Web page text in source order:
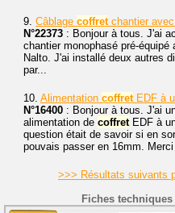
9. Câblage coffretchantier avec
N°22373 : Bonjour à tous. J'ai
chantier monophasé pré-équipé
Nalto. J'ai installé deux autres
par...
10. Alimentation coffretEDF à
N°16400 : Bonjour à tous. J'ai
alimentation de coffretEDF à
question était de savoir si en
pouvais passer en 16mm.
>>> Résultats suivants
Fiches